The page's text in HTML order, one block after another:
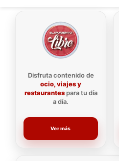
Disfruta contenido de
ocio, viajes y
restaurantespara tu día
a día.
Ver más